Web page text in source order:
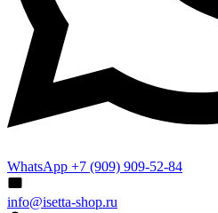
WhatsApp +7 (909) 909-52-84
info@isetta-shop.ru